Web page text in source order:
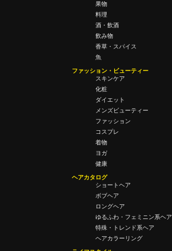
果物
料理
酒・飲酒
飲み物
香草・スパイス
魚
ファッション・ビューティー
スキンケア
化粧
ダイエット
メンズビューティー
ファッション
コスプレ
着物
ヨガ
健康
ヘアカタログ
ショートヘア
ボブヘア
ロングヘア
ゆるふわ・フェミニン系ヘア
特殊・トレンド系ヘア
ヘアカラーリング